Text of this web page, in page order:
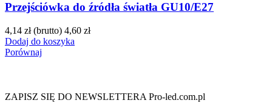
Przejściówka do źródła światła GU10/E27
4,14 zł (brutto) 4,60 zł
Dodaj do koszyka
Porównaj
ZAPISZ SIĘ DO NEWSLETTERA Pro-led.com.pl